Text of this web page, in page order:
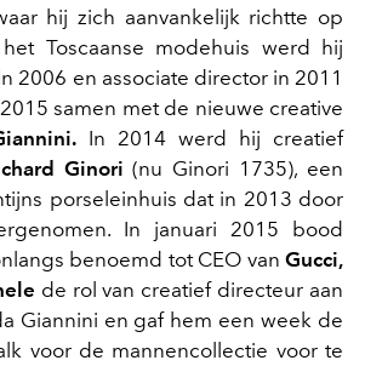
hij zich aanvankelijk richtte op
Toscaanse modehuis werd hij
2006 en associate director in 2011
samen met de nieuwe creative
In 2014 werd hij creatief
Ginori (nu Ginori 1735), een
porseleinhuis dat in 2013 door
In januari 2015 bood
benoemd tot CEO vanGucci,
de rol van creatief directeur aan
Giannini en gaf hem een week de
voor de mannencollectie voor te